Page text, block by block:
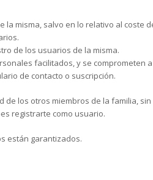
la misma, salvo en lo relativo al coste
de los usuarios de la misma.
facilitados, y se comprometen a
de contacto o suscripción.
de los otros miembros de la familia, sin
registrarte como usuario.
están garantizados.